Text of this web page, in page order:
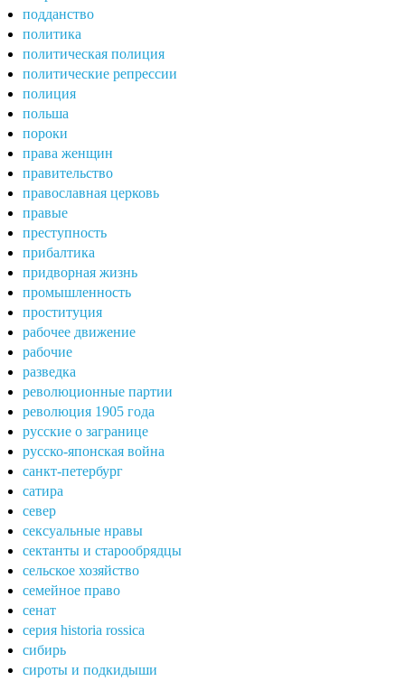
подданство
политика
политическая полиция
политические репрессии
полиция
польша
пороки
права женщин
правительство
православная церковь
правые
преступность
прибалтика
придворная жизнь
промышленность
проституция
рабочее движение
рабочие
разведка
революционные партии
революция 1905 года
русские о загранице
русско-японская война
санкт-петербург
сатира
север
сексуальные нравы
сектанты и старообрядцы
сельское хозяйство
семейное право
сенат
серия historia rossica
сибирь
сироты и подкидыши